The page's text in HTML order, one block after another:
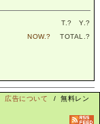
T.? Y.?
NOW.? TOTAL.?
広告について
/ 無料レン